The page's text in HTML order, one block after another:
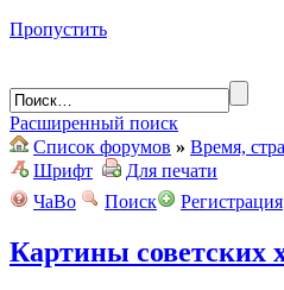
Пропустить
Расширенный поиск
Список форумов » Время,
Шрифт
Для печати
ЧаВо
Поиск Регистрация
Картины советских